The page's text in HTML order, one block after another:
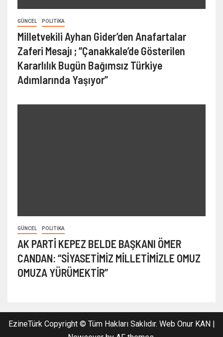
GÜNCEL POLITIKA
Milletvekili Ayhan Gider’den Anafartalar
Zaferi Mesajı ; “Çanakkale’de Gösterilen
Kararlılık Bugün Bağımsız Türkiye
Adımlarında Yaşıyor”
GÜNCEL POLITIKA
AK PARTİ KEPEZ BELDE BAŞKANI ÖMER
CANDAN: “SİYASETİMİZ MİLLETİMİZLE OMUZ
OMUZA YÜRÜMEKTİR”
EzineTürk Copyright © Tüm Hakları Saklıdır. Web Onur KAN |